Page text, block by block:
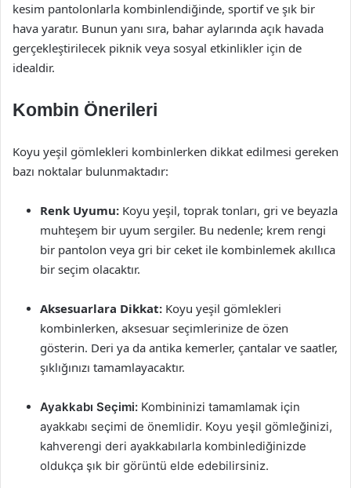
kesim pantolonlarla kombinlendiğinde, sportif ve şık bir
hava yaratır. Bunun yanı sıra, bahar aylarında açık havada
gerçekleştirilecek piknik veya sosyal etkinlikler için de
idealdir.
Kombin Önerileri
Koyu yeşil gömlekleri kombinlerken dikkat edilmesi gereken
bazı noktalar bulunmaktadır:
Renk Uyumu: Koyu yeşil, toprak tonları, gri ve beyazla
muhteşem bir uyum sergiler. Bu nedenle; krem rengi
bir pantolon veya gri bir ceket ile kombinlemek akıllıca
bir seçim olacaktır.
Aksesuarlara Dikkat: Koyu yeşil gömlekleri
kombinlerken, aksesuar seçimlerinize de özen
gösterin. Deri ya da antika kemerler, çantalar ve saatler,
şıklığınızı tamamlayacaktır.
Ayakkabı Seçimi: Kombininizi tamamlamak için
ayakkabı seçimi de önemlidir. Koyu yeşil gömleğinizi,
kahverengi deri ayakkabılarla kombinlediğinizde
oldukça şık bir görüntü elde edebilirsiniz.